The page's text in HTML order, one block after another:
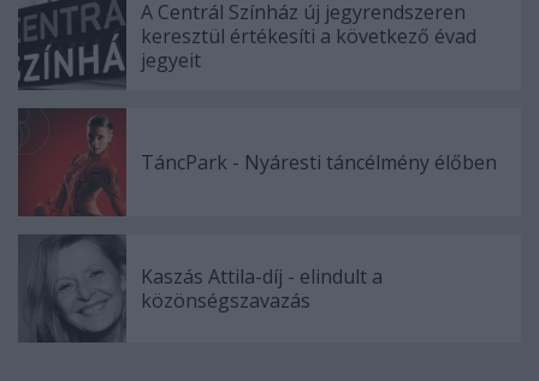
A Centrál Színház új jegyrendszeren
keresztül értékesíti a következő évad
jegyeit
TáncPark - Nyáresti táncélmény élőben
Kaszás Attila-díj - elindult a
közönségszavazás